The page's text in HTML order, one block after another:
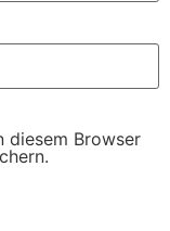
diesem Browser